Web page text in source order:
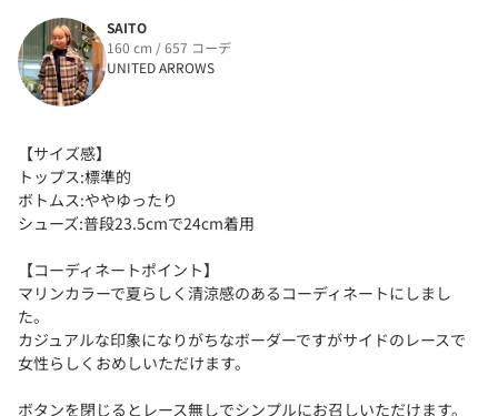
SAITO
160 cm / 657 コーデ
UNITED ARROWS
【サイズ感】
トップス:標準的
ボトムス:ややゆったり
シューズ:普段23.5cmで24cm着用
【コーディネートポイント】
マリンカラーで夏らしく清涼感のあるコーディネートにしまし
た。
カジュアルな印象になりがちなボーダーですがサイドのレースで
女性らしくおめしいただけます。
ボタンを閉じるとレース無しでシンプルにお召しいただけます。